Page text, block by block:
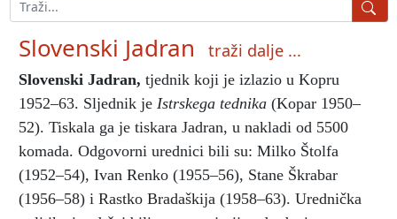
Slovenski Jadran traži dalje ...
Slovenski Jadran, tjednik koji je izlazio u Kopru
1952–63. Sljednik je Istrskega tednika (Kopar 1950–
52). Tiskala ga je tiskara Jadran, u nakladi od 5500
komada. Odgovorni urednici bili su: Milko Štolfa
(1952–54), Ivan Renko (1955–56), Stane Škrabar
(1956–58) i Rastko Bradaškija (1958–63). Urednička